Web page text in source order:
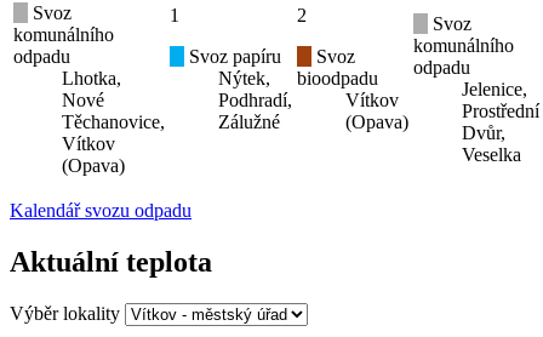
Svoz
komunálního
odpadu
Lhotka,
Nové
Těchanovice,
Vítkov
(Opava)
1
Svoz papíru
Nýtek,
Podhradí,
Zálužné
2
Svoz
bioodpadu
Vítkov
(Opava)
Svoz
komunálního
odpadu
Jelenice,
Prostřední
Dvůr,
Veselka
Kalendář svozu odpadu
Aktuální teplota
Výběr lokality